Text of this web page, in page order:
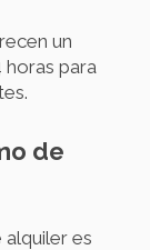
un
para
de
es